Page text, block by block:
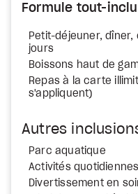
Formule tout-
Petit-déjeuner,
jours
Boissons haut de
Repas à la carte
s'appliquent)
Autres
Parc aquatique
Activités quotidiennes
Divertissement en